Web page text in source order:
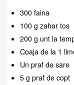
300 faina
100 g zahar tos
200 g unt la
Coaja de la 1
Un praf de sare
5 g praf de copt